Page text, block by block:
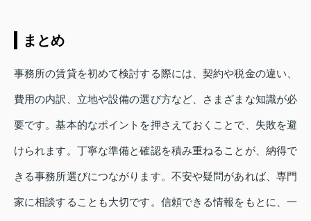
まとめ
事務所の賃貸を初めて検討する際には、契約や税金の違い、
費用の内訳、立地や設備の選び方など、さまざまな知識が必
要です。基本的なポイントを押さえておくことで、失敗を避
けられます。丁寧な準備と確認を積み重ねることが、納得で
きる事務所選びにつながります。不安や疑問があれば、専門
家に相談することも大切です。信頼できる情報をもとに、一